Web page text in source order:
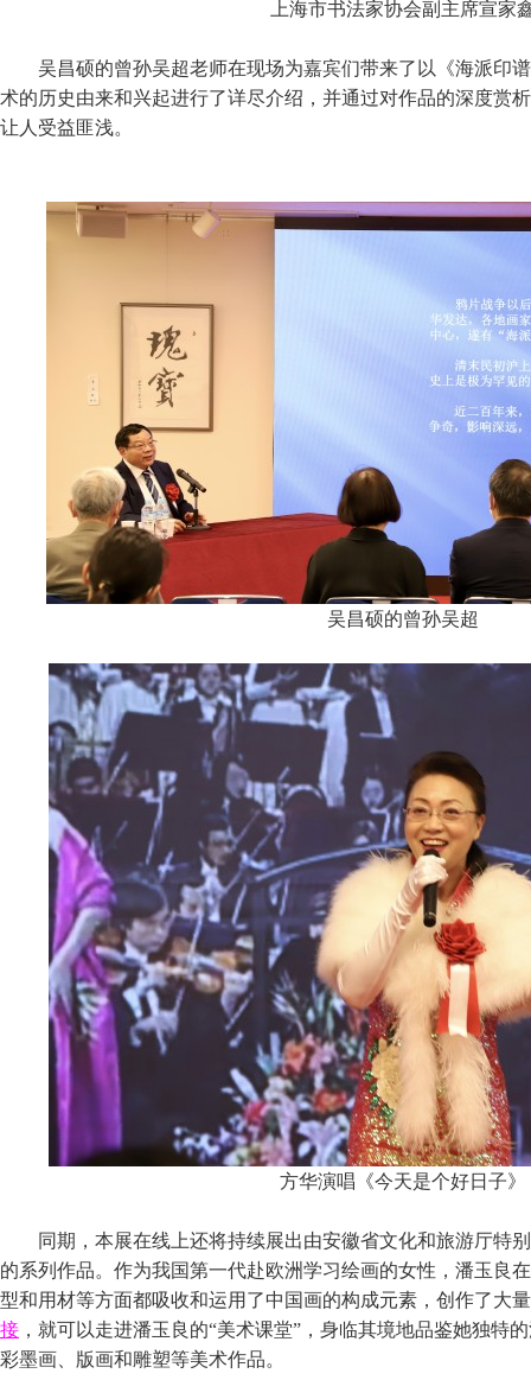
上海市书法家协会副主席宣家
吴昌硕的曾孙吴超老师在现场为嘉宾们带来了以《海派印
术的历史由来和兴起进行了详尽介绍，并通过对作品的深度赏
让人受益匪浅。
吴昌硕的曾孙吴超
方华演唱《今天是个好日子》
同期，本展在线上还将持续展出由安徽省文化和旅游厅特
的系列作品。作为我国第一代赴欧洲学习绘画的女性，潘玉良
型和用材等方面都吸收和运用了中国画的构成元素，创作了大
接 ，就可以走进潘玉良的“美术课堂”，身临其境地品鉴她独特
彩墨画、版画和雕塑等美术作品。